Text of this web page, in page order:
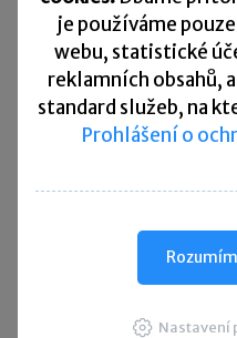
do katastru
Sdílet:
Diskuse neslouží jako
vyhrazena pro vzájemnou
je používáme
webu, statistické
reklamních obsahů,
standard služeb, na
Prohlášení o
Nastavení